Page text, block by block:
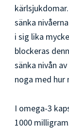
sänka
i sig lika
blockeras
sänka nivån
noga med hur
I omega-3
1000